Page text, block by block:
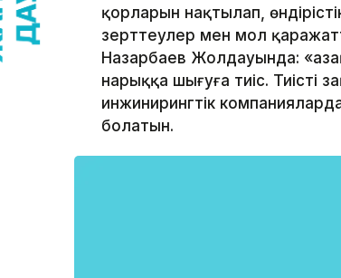
қорларын нақ­тылап,
зерттеулер мен мол
Назарбаев Жолдауында:
нарыққа шығуға тиіс. Тиісті
инжинирингтік
болатын.